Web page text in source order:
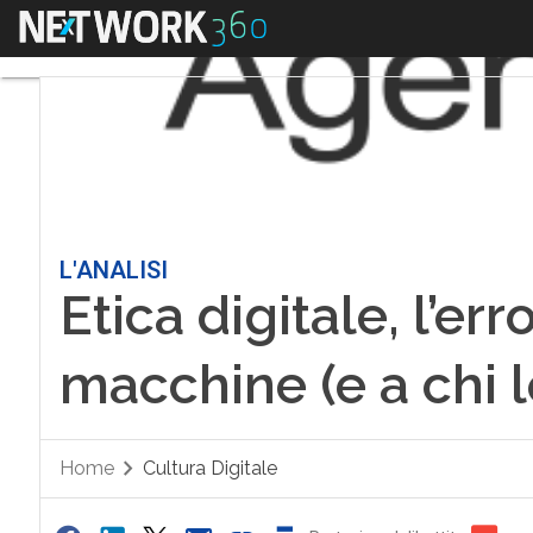
Menu
L'ANALISI
Etica digitale,
macchine (e a chi
Home Cultura Digitale